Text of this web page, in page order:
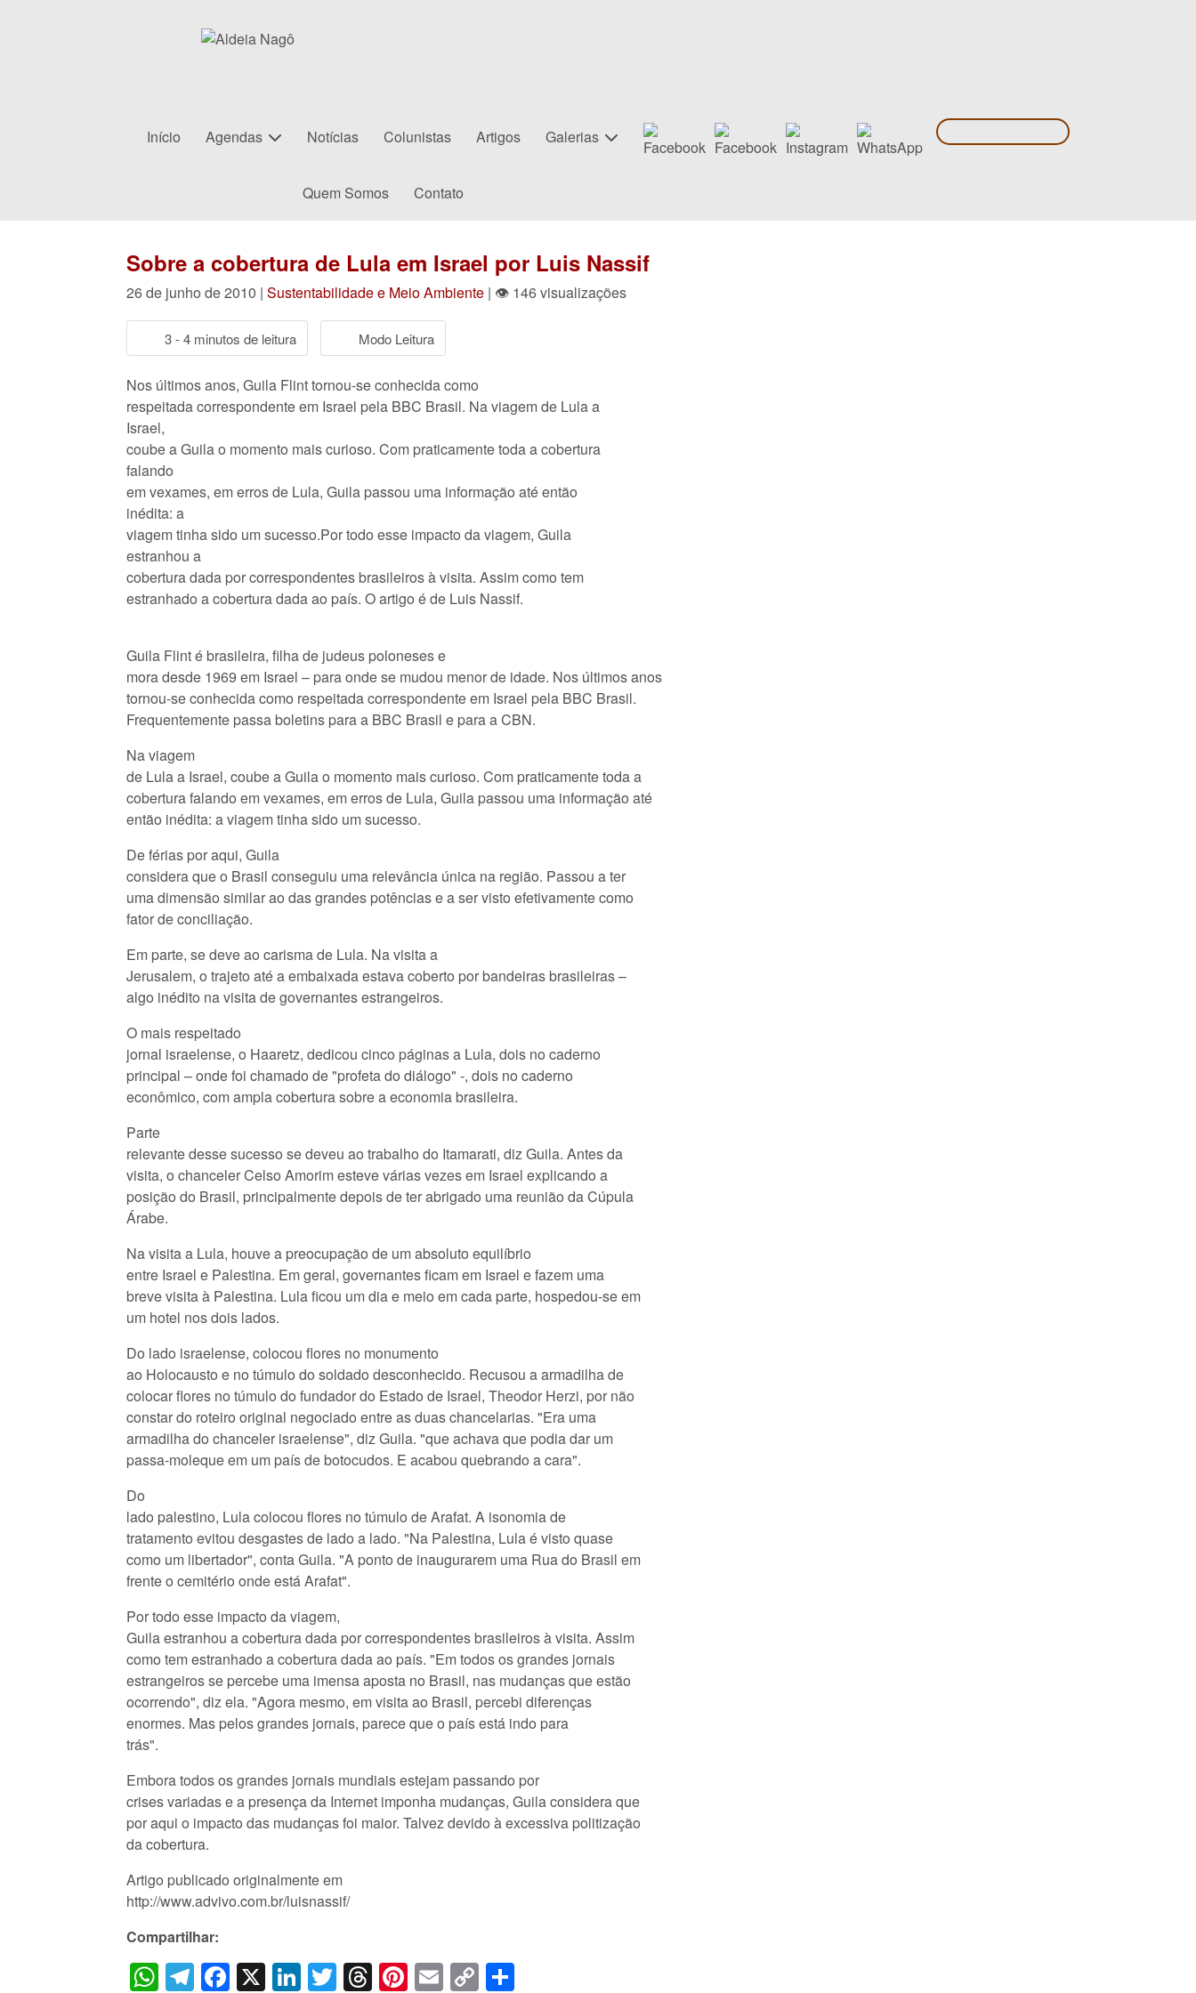
Início Agendas Notícias Colunistas Artigos Galerias
Quem Somos Contato
Sobre a cobertura de Lula em Israel por Luis Nassif
26 de junho de 2010 | Sustentabilidade e Meio Ambiente | 👁 146 visualizações
3 - 4 minutos de leitura Modo Leitura
Nos últimos anos, Guila Flint tornou-se conhecida como
respeitada correspondente em Israel pela BBC Brasil. Na viagem de Lula a
Israel,
coube a Guila o momento mais curioso. Com praticamente toda a cobertura
falando
em vexames, em erros de Lula, Guila passou uma informação até então
inédita: a
viagem tinha sido um sucesso.Por todo esse impacto da viagem, Guila
estranhou a
cobertura dada por correspondentes brasileiros à visita. Assim como tem
estranhado a cobertura dada ao país. O artigo é de Luis Nassif.
Guila Flint é brasileira, filha de judeus poloneses e
mora desde 1969 em Israel – para onde se mudou menor de idade. Nos últimos anos
tornou-se conhecida como respeitada correspondente em Israel pela BBC Brasil.
Frequentemente passa boletins para a BBC Brasil e para a CBN.
Na viagem
de Lula a Israel, coube a Guila o momento mais curioso. Com praticamente toda a
cobertura falando em vexames, em erros de Lula, Guila passou uma informação até
então inédita: a viagem tinha sido um sucesso.
De férias por aqui, Guila
considera que o Brasil conseguiu uma relevância única na região. Passou a ter
uma dimensão similar ao das grandes potências e a ser visto efetivamente como
fator de conciliação.
Em parte, se deve ao carisma de Lula. Na visita a
Jerusalem, o trajeto até a embaixada estava coberto por bandeiras brasileiras –
algo inédito na visita de governantes estrangeiros.
O mais respeitado
jornal israelense, o Haaretz, dedicou cinco páginas a Lula, dois no caderno
principal – onde foi chamado de "profeta do diálogo" -, dois no caderno
econômico, com ampla cobertura sobre a economia brasileira.
Parte
relevante desse sucesso se deveu ao trabalho do Itamarati, diz Guila. Antes da
visita, o chanceler Celso Amorim esteve várias vezes em Israel explicando a
posição do Brasil, principalmente depois de ter abrigado uma reunião da Cúpula
Árabe.
Na visita a Lula, houve a preocupação de um absoluto equilíbrio
entre Israel e Palestina. Em geral, governantes ficam em Israel e fazem uma
breve visita à Palestina. Lula ficou um dia e meio em cada parte, hospedou-se em
um hotel nos dois lados.
Do lado israelense, colocou flores no monumento
ao Holocausto e no túmulo do soldado desconhecido. Recusou a armadilha de
colocar flores no túmulo do fundador do Estado de Israel, Theodor Herzi, por não
constar do roteiro original negociado entre as duas chancelarias. "Era uma
armadilha do chanceler israelense", diz Guila. "que achava que podia dar um
passa-moleque em um país de botocudos. E acabou quebrando a cara".
Do
lado palestino, Lula colocou flores no túmulo de Arafat. A isonomia de
tratamento evitou desgastes de lado a lado. "Na Palestina, Lula é visto quase
como um libertador", conta Guila. "A ponto de inaugurarem uma Rua do Brasil em
frente o cemitério onde está Arafat".
Por todo esse impacto da viagem,
Guila estranhou a cobertura dada por correspondentes brasileiros à visita. Assim
como tem estranhado a cobertura dada ao país. "Em todos os grandes jornais
estrangeiros se percebe uma imensa aposta no Brasil, nas mudanças que estão
ocorrendo", diz ela. "Agora mesmo, em visita ao Brasil, percebi diferenças
enormes. Mas pelos grandes jornais, parece que o país está indo para
trás".
Embora todos os grandes jornais mundiais estejam passando por
crises variadas e a presença da Internet imponha mudanças, Guila considera que
por aqui o impacto das mudanças foi maior. Talvez devido à excessiva politização
da cobertura.
Artigo publicado originalmente em
http://www.advivo.com.br/luisnassif/
Compartilhar:
WhatsApp
Telegram
Facebook
X LinkedIn
Twitter
Threads
Pinterest
Email
Copy